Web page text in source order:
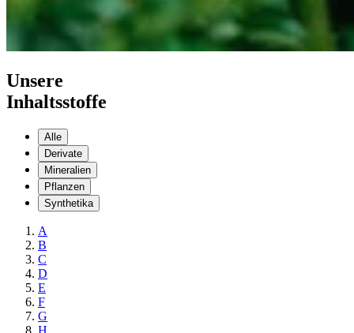
Unsere
Inhaltsstoffe
Alle
Derivate
Mineralien
Pflanzen
Synthetika
A
B
C
D
E
F
G
H